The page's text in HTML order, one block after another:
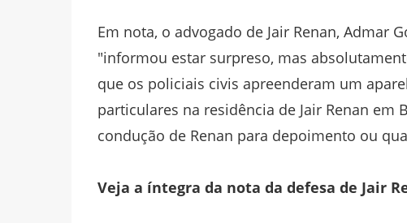
Em nota, o advogado de Jair Renan, Admar
"informou estar surpreso, mas
que os policiais civis apreenderam um
particulares na residência de Jair Renan em
condução de Renan para depoimento ou
Veja a íntegra da nota da defesa de Jair